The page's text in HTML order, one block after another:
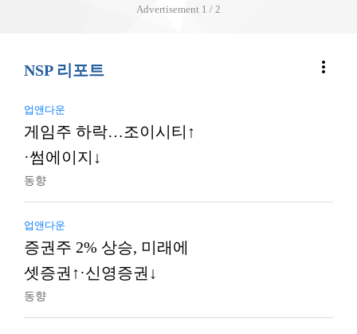
Advertisement 2 / 2
NSP 리포트 more_vert
업앤다운
게임주 하락…조이시티↑
·썸에이지↓
동향
업앤다운
증권주 2% 상승, 미래에
셋증권↑·신영증권↓
동향